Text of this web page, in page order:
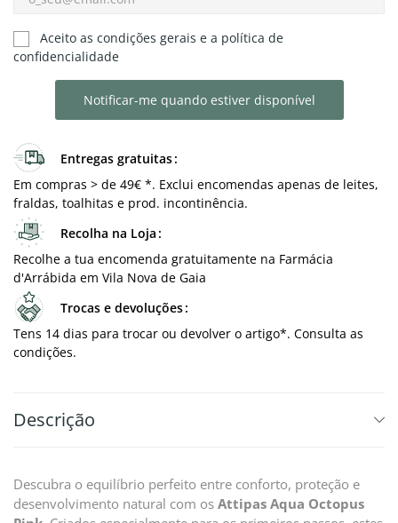
Aceito as condições gerais e a política de
confidencialidade
Notificar-me quando estiver disponível
Entregas gratuitas
Em compras > de 49€ *. Exclui encomendas apenas de leites,
fraldas, toalhitas e prod. incontinência.
Recolha na Loja
Recolhe a tua encomenda gratuitamente na Farmácia
d'Arrábida em Vila Nova de Gaia
Trocas e devoluções
Tens 14 dias para trocar ou devolver o artigo*. Consulta as
condições.
Descrição
Descubra o equilíbrio perfeito entre conforto, proteção e
desenvolvimento natural com os Attipas Aqua Octopus